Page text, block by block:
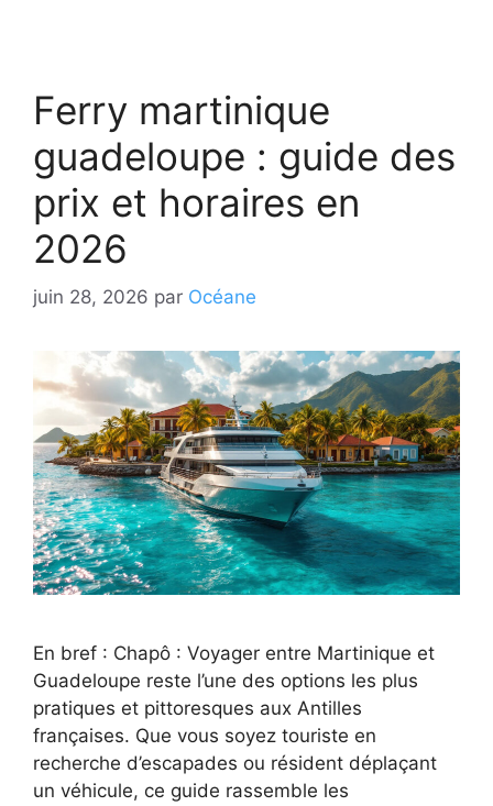
Ferry martinique
guadeloupe : guide des
prix et horaires en
2026
juin 28, 2026 par Océane
En bref : Chapô : Voyager entre Martinique et
Guadeloupe reste l’une des options les plus
pratiques et pittoresques aux Antilles
françaises. Que vous soyez touriste en
recherche d’escapades ou résident déplaçant
un véhicule, ce guide rassemble les